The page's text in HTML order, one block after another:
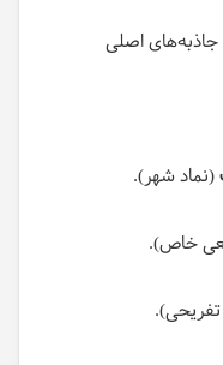
اصلی
(نماد شهر).
خاص).